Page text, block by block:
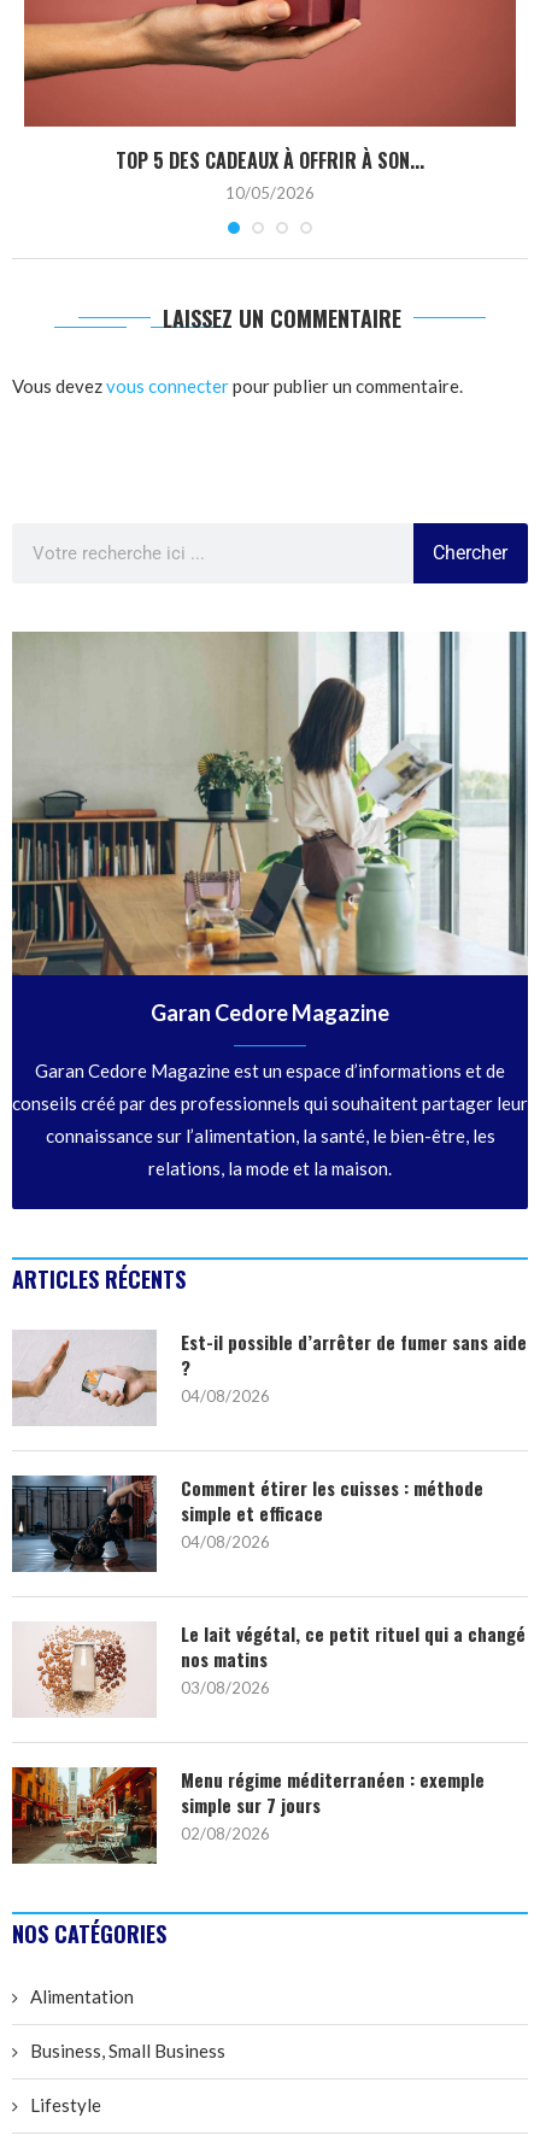
TOP 5 DES CADEAUX À OFFRIR À SON...
10/05/2026
LAISSEZ UN COMMENTAIRE
Vous devezvous connecterpour publier un commentaire.
Chercher
Garan Cedore Magazine
Garan Cedore Magazine est un espace d’informations et de
conseils créé par des professionnels qui souhaitent partager leur
connaissance sur l’alimentation, la santé, le bien-être, les
relations, la mode et la maison.
ARTICLES RÉCENTS
Est-il possible d’arrêter de fumer sans aide
?
04/08/2026
Comment étirer les cuisses : méthode
simple et efficace
04/08/2026
Le lait végétal, ce petit rituel qui a changé
nos matins
03/08/2026
Menu régime méditerranéen : exemple
simple sur 7 jours
02/08/2026
NOS CATÉGORIES
Alimentation
Business, Small Business
Lifestyle